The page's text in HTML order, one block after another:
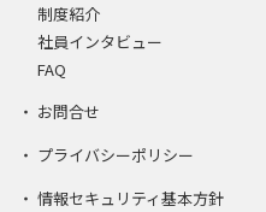
制度紹介
社員インタビュー
FAQ
お問合せ
プライバシーポリシー
情報セキュリティ基本方針